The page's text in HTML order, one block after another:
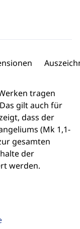
tragen
gilt auch für
dass der
(Mk 1,1-
gesamten
der
werden.